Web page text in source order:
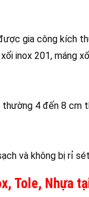
gia công kích
inox 201, máng
4 đến 8 cm
và không bị rỉ
Tole, Nhựa